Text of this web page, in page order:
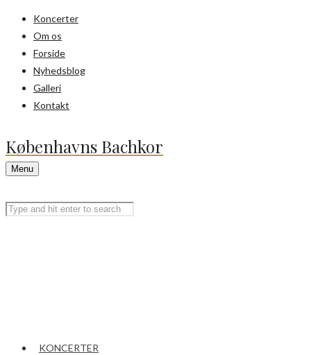
Koncerter
Om os
Forside
Nyhedsblog
Galleri
Kontakt
Københavns Bachkor
Menu
KONCERTER